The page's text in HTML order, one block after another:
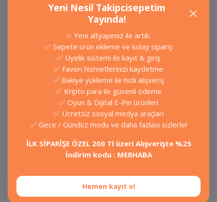
3000 Dinleyici (60 DK)
₺1.000,00
3000 Dinleyici (120 DK)
₺1.750,00
3000 Dinleyici (180 DK)
Twitter
5000 Dinleyici (30 DK)
Twitter
5000 Dinleyici (60 DK)
Twitter
5000 Dinleyici (120 DK)
Twitter
Yeni Nesil Takipcisepetim
Yayında!
✨ Yeni altyapımız ile artık:
✅ Sepete ürün ekleme ve kolay sipariş
✅ Üyelik sistemi ile kayıt & giriş
✅ Favori hizmetlerinizi kaydetme
✅ Bakiye yükleme ile hızlı alışveriş
✅ Kripto para ile güvenli ödeme
✅ Oyun & Dijital E-Pin ürünleri
✅ Ücretsiz sosyal medya araçları
✅ Gece / Gündüz modu ve daha fazlası sizlerle!
İLK SİPARİŞE ÖZEL 200 Tl üzeri Alışverişte %25
İndirim kodu : MERHABA
Hemen kayıt ol